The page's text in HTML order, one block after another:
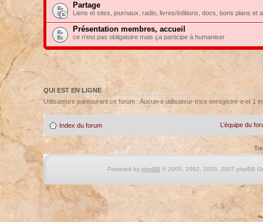
Partage
Liens et sites, journaux, radio, livres/éditions, docs, bons plans et
Présentation membres, accueil
ce n'est pas obligatoire mais ça participe à humaniser
QUI EST EN LIGNE
Utilisateurs parcourant ce forum : Aucun-e utilisateur-trice enregistré-e et 1
Index du forum L’équipe du
Powered by phpBB © 2000, 2002, 2005, 2007 phpBB